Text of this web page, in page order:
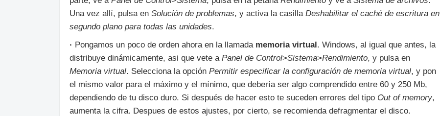
Una vez allí, pulsa en Solución de problemas, y activa la casilla Deshabilitar el caché de escritura en
segundo plano para todas las unidades.
· Pongamos un poco de orden ahora en la llamada memoria virtual. Windows, al igual que antes, la
distribuye dinámicamente, asi que vete a Panel de Control>Sistema>Rendimiento, y pulsa en
Memoria virtual. Selecciona la opción Permitir especificar la configuración de memoria virtual, y pon
el mismo valor para el máximo y el mínimo, que debería ser algo comprendido entre 60 y 250 Mb,
dependiendo de tu disco duro. Si después de hacer esto te suceden errores del tipo Out of memory,
aumenta la cifra. Despues de estos ajustes, por cierto, se recomienda defragmentar el disco.